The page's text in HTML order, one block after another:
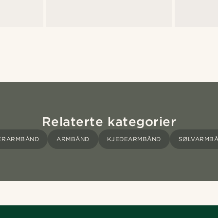
Relaterte kategorier
ARMBÅND KJEDEARMBÅND